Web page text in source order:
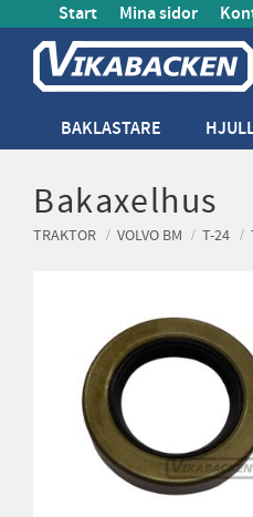
Start Mina sidor
BAKLASTARE
Bakaxelhus
TRAKTOR VOLVO BM T-24